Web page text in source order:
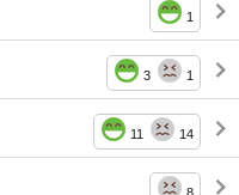
1
3 1
11 14